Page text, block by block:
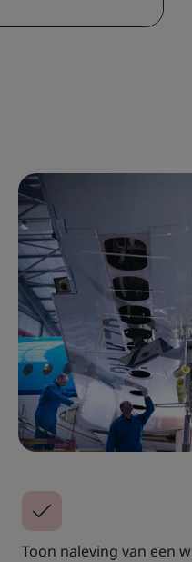
Toon naleving van een